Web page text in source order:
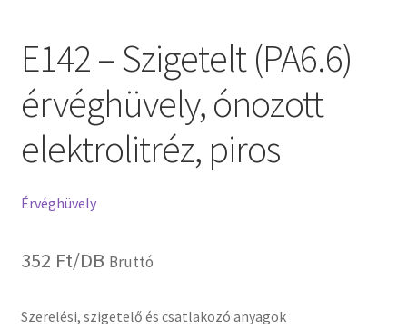
E142 – Szigetelt (PA6.6)
érvéghüvely, ónozott
elektrolitréz, piros
Érvéghüvely
352 Ft/DB Bruttó
Szerelési, szigetelő és csatlakozó anyagok